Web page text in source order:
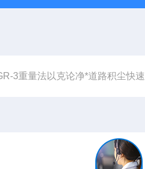
3重量法以克论净*道路积尘快